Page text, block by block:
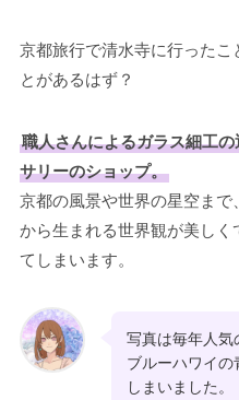
京都旅行で清水寺に行ったこ
とがあるはず？
職人さんによるガラス細工
サリーのショップ。
京都の風景や世界の星空まで
から生まれる世界観が美し
てしまいます。
写真は毎年人気
ブルーハワイの
しまいました。